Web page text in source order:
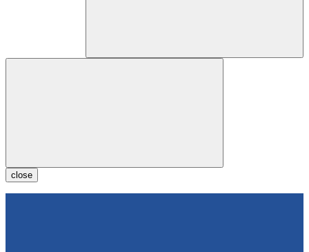
close